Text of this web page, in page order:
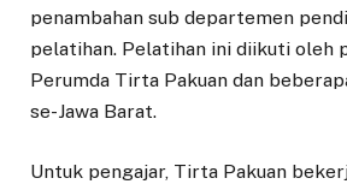
penambahan sub departemen
pelatihan. Pelatihan ini diikuti oleh
Perumda Tirta Pakuan dan
se-Jawa Barat.
Untuk pengajar, Tirta Pakuan